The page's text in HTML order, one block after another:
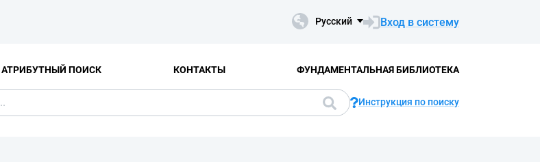
Русский Вход в систему
АТРИБУТНЫЙ ПОИСК КОНТАКТЫ ФУНДАМЕНТАЛЬНАЯ БИБЛИОТЕКА
Инструкция по поиску